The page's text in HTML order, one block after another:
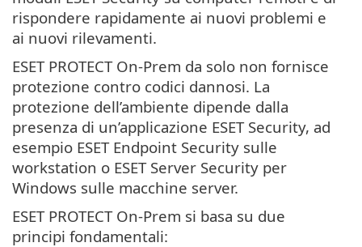
rispondere rapidamente ai nuovi problemi e
ai nuovi rilevamenti.
ESET PROTECT On-Prem da solo non fornisce
protezione contro codici dannosi. La
protezione dell’ambiente dipende dalla
presenza di un’applicazione ESET Security, ad
esempio ESET Endpoint Security sulle
workstation o ESET Server Security per
Windows sulle macchine server.
ESET PROTECT On-Prem si basa su due
principi fondamentali: